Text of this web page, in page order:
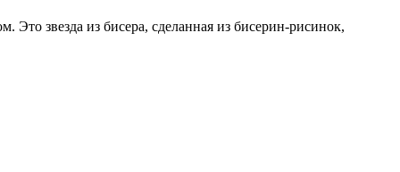
Это звезда из бисера, сделанная из бисерин-рисинок,